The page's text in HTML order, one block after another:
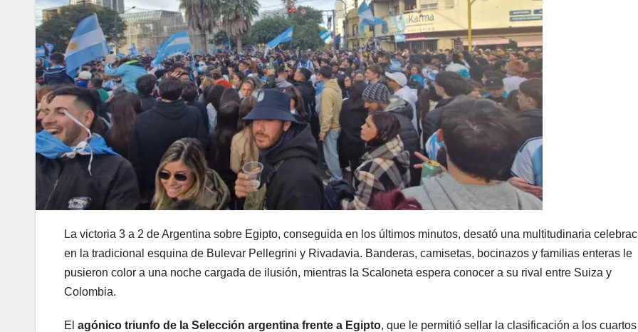
La victoria 3 a 2 de Argentina sobre Egipto, conseguida en los últimos minutos, desató una multitudinaria
en la tradicional esquina de Bulevar Pellegrini y Rivadavia. Banderas, camisetas, bocinazos y familias enteras le
pusieron color a una noche cargada de ilusión, mientras la Scaloneta espera conocer a su rival entre Suiza y
Colombia.
El agónico triunfo de la Selección argentina frente a Egipto, que le permitió sellar la clasificación a los